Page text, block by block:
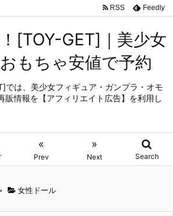
[TOY-GET]｜美少女
もちゃ安値で予約
では、美少女フィギュア・ガンプラ・オモ
販情報を【アフィリエイト広告】を利用し
«
Prev
»
Next Search
RSS Feedly
女性ドール